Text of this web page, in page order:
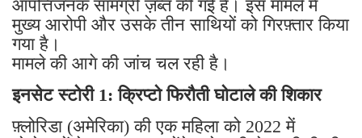
आपत्तिजनक सामग्री ज़ब्त की गई है। इस मामले में
मुख्य आरोपी और उसके तीन साथियों को गिरफ़्तार किया
गया है।
मामले की आगे की जांच चल रही है।
इनसेट स्टोरी 1: क्रिप्टो फिरौती घोटाले की शिकार
फ़्लोरिडा (अमेरिका) की एक महिला को 2022 में